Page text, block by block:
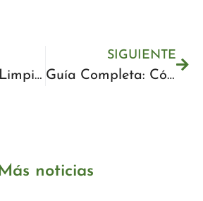
Cómo Hacer Limpieza Facial Profunda en Casa: Guía Paso a Paso
SIGUIENTE
Guía Completa: Cómo Hacer Limpieza Facial Profesional en Casa
Más noticias